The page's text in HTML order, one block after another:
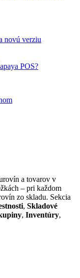
novú verziu
POS?
a tovarov v
– pri každom
zo skladu. Sekcia
, Skladové
, Inventúry,